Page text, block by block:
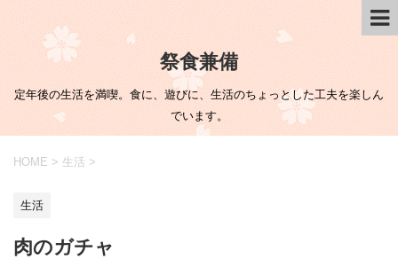
祭食兼備
定年後の生活を満喫。食に、遊びに、生活のちょっとした工夫を楽しん
でいます。
HOME > 生活 >
生活
肉のガチャ